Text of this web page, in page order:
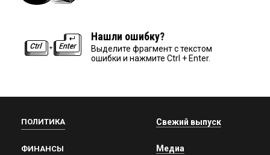
Нашли ошибку?
Выделите фрагмент с текстом
ошибки и нажмите Ctrl + Enter.
ПОЛИТИКА
ФИНАНСЫ
Свежий выпуск
Медиа